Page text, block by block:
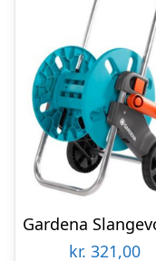
kr. 321,00